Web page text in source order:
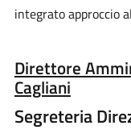
integrato approccio
Direttore
Cagliani
Segreteria